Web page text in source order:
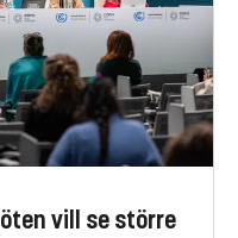
vill se större